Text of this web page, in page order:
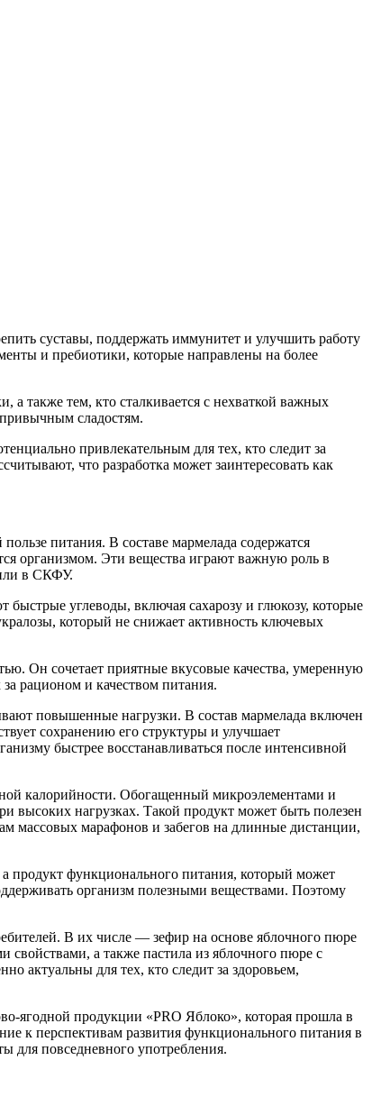
суставы, поддержать иммунитет и улучшить работу
и пребиотики, которые направлены на более
также тем, кто сталкивается с нехваткой важных
сладостям.
привлекательным для тех, кто следит за
что разработка может заинтересовать как
питания. В составе мармелада содержатся
организмом. Эти вещества играют важную роль в
в СКФУ.
углеводы, включая сахарозу и глюкозу, которые
который не снижает активность ключевых
Он сочетает приятные вкусовые качества, умеренную
рационом и качеством питания.
повышенные нагрузки. В состав мармелада включен
сохранению его структуры и улучшает
быстрее восстанавливаться после интенсивной
калорийности. Обогащенный микроэлементами и
высоких нагрузках. Такой продукт может быть полезен
массовых марафонов и забегов на длинные дистанции,
продукт функционального питания, который может
организм полезными веществами. Поэтому
В их числе — зефир на основе яблочного пюре
а также пастила из яблочного пюре с
актуальны для тех, кто следит за здоровьем,
ягодной продукции «PRO Яблоко», которая прошла в
к перспективам развития функционального питания в
для повседневного употребления.